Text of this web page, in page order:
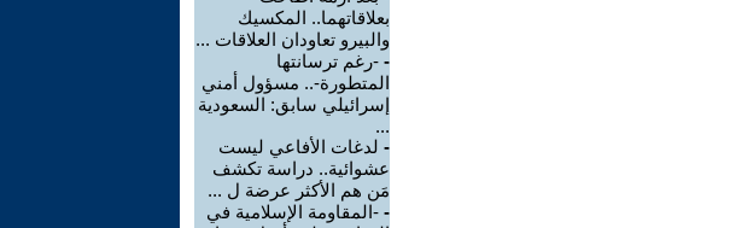
بعلاقاتهما.. المكسيك
والبيرو تعاودان العلاقات ...
- -رغم ترسانتها
المتطورة-.. مسؤول أمني
إسرائيلي سابق: السعودية
...
- لدغات الأفاعي ليست
عشوائية.. دراسة تكشف
مَن هم الأكثر عرضة ل ...
- -المقاومة الإسلامية في